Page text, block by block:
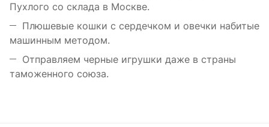
Пухлого со склада в Москве.
Плюшевые кошки с сердечком и овечки набитые
машинным методом.
Отправляем черные игрушки даже в страны
таможенного союза.